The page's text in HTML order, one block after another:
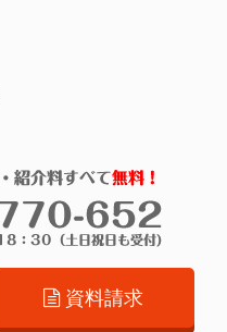
資料請求